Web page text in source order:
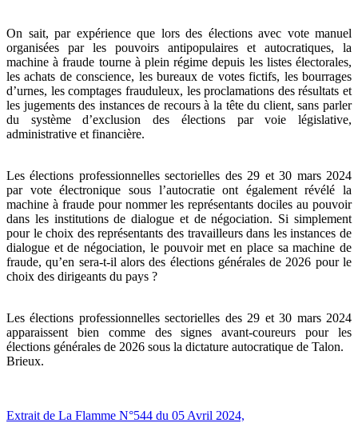
On sait, par expérience que lors des élections avec vote manuel
organisées par les pouvoirs antipopulaires et autocratiques, la
machine à fraude tourne à plein régime depuis les listes électorales,
les achats de conscience, les bureaux de votes fictifs, les bourrages
d’urnes, les comptages frauduleux, les proclamations des résultats et
les jugements des instances de recours à la tête du client, sans parler
du système d’exclusion des élections par voie législative,
administrative et financière.
Les élections professionnelles sectorielles des 29 et 30 mars 2024
par vote électronique sous l’autocratie ont également révélé la
machine à fraude pour nommer les représentants dociles au pouvoir
dans les institutions de dialogue et de négociation. Si simplement
pour le choix des représentants des travailleurs dans les instances de
dialogue et de négociation, le pouvoir met en place sa machine de
fraude, qu’en sera-t-il alors des élections générales de 2026 pour le
choix des dirigeants du pays ?
Les élections professionnelles sectorielles des 29 et 30 mars 2024
apparaissent bien comme des signes avant-coureurs pour les
élections générales de 2026 sous la dictature autocratique de Talon.
Brieux.
Extrait de La Flamme N°544 du 05 Avril 2024,